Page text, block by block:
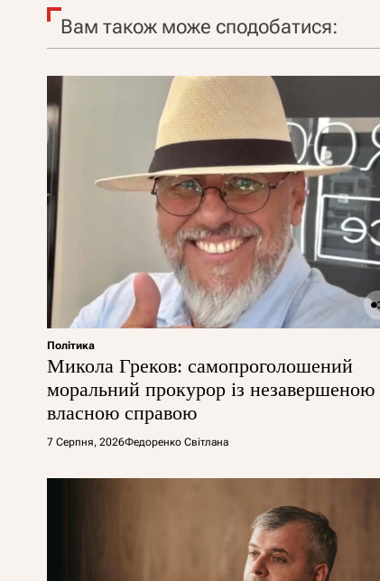
Вам також може сподобатися:
Політика
Микола Греков: самопроголошений
моральний прокурор із незавершеною
власною справою
7 Серпня, 2026Федоренко Світлана